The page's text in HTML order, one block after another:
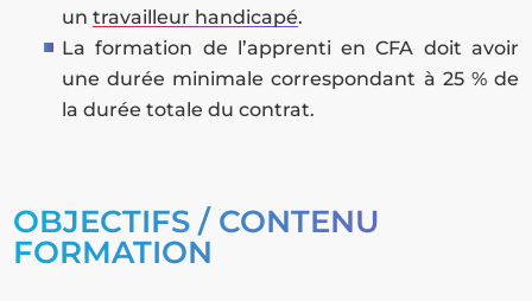
untravailleur handicapé.
La formation de l’apprenti en CFA doit avoir
une durée minimale correspondant à 25 % de
la durée totale du contrat.
OBJECTIFS / CONTENU
FORMATION